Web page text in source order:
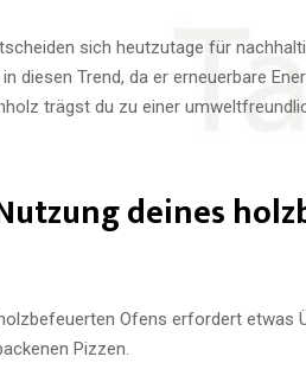
sich heutzutage für
diesen Trend, da er erneuerbare
trägst du zu einer
deines
Ofens erfordert etwas
Pizzen.